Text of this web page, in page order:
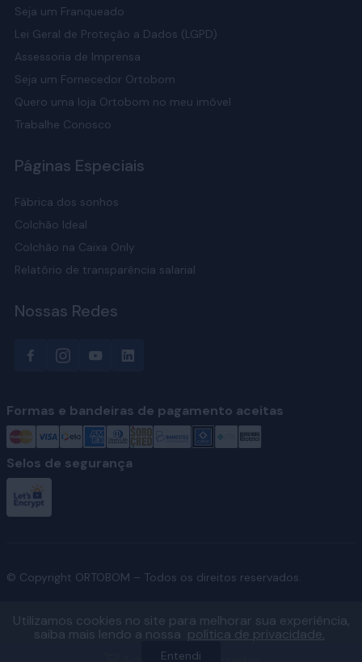
Seja um Franqueado
Lei Geral de Proteção a Dados (LGPD)
Assessoria de Imprensa
Seja um Fornecedor Ortobom
Quero uma loja Ortobom no meu imóvel
Trabalhe Conosco
Páginas Especiais
Fábrica dos sonhos
Colchão Ideal
Colchão na Caixa Only
Relatório de transparência salarial
Nossas Redes
Formas e bandeiras de pagamento aceitas
Selos de segurança
© Copyright ORTOBOM – Todos os direitos reservados.
Ver fábricas e regiões atendidas
Utilizamos cookies no site para melhorar sua experiência,
saiba mais lendo a nossa política de privacidade.
Entendi